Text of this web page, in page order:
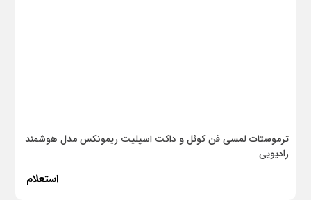
ترموستات لمسی فن کوئل و داکت اسپلیت ریمونکس مدل هوشمند
رادیویی
استعلام